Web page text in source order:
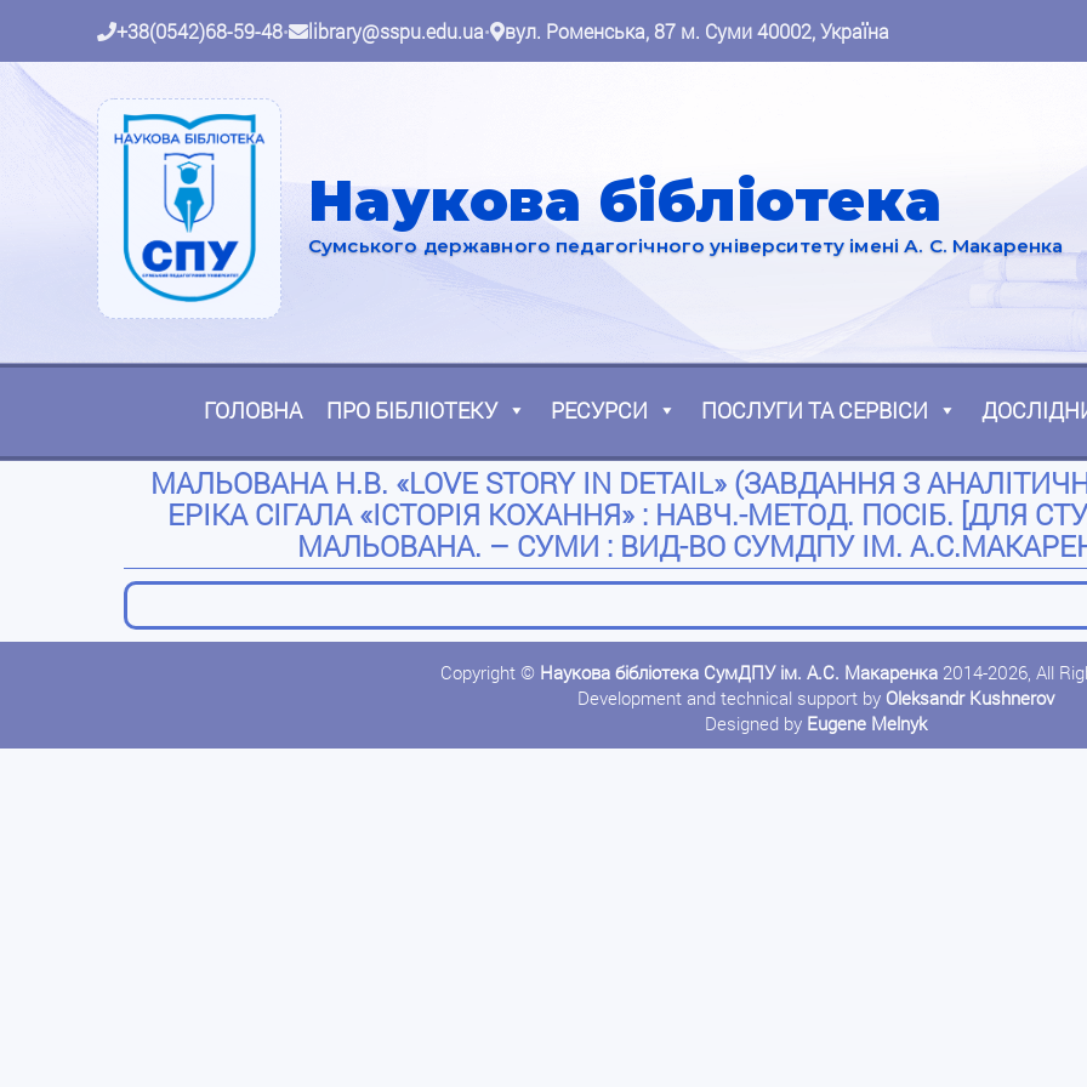
+38(0542)68-59-48• library@sspu.edu.ua• вул. Роменська, 87 м. Суми 40002, Україна
Наукова бібліотека
Сумського державного педагогічного університету імені А. С. Макаренка
ГОЛОВНА ПРО БІБЛІОТЕКУ РЕСУРСИ ПОСЛУГИ ТА СЕРВІСИ
МАЛЬОВАНА Н.В. «LOVE STORY IN DETAIL» (ЗАВДАННЯ З
ЕРІКА СІГАЛА «ІСТОРІЯ КОХАННЯ» : НАВЧ.-МЕТОД. ПОСІБ. [ДЛЯ
МАЛЬОВАНА. – СУМИ : ВИД-ВО СУМДПУ ІМ.
Copyright © Наукова бібліотека СумДПУ ім. А.С. Макаренка 2014-2026, All
Development and technical support by Oleksandr Kushnerov
Designed by Eugene Melnyk